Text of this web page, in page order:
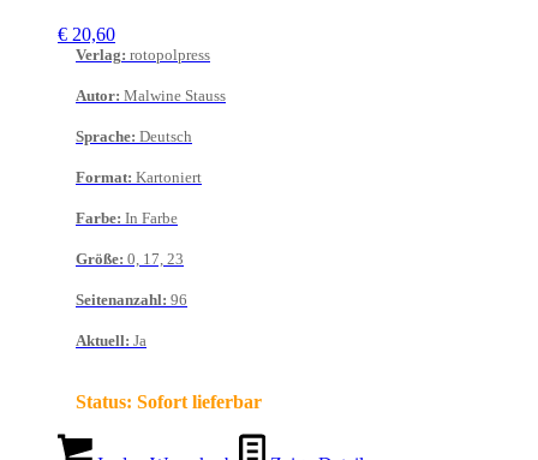
€ 20,60
Verlag: rotopolpress
Autor: Malwine Stauss
Sprache: Deutsch
Format: Kartoniert
Farbe: In Farbe
Größe: 0, 17, 23
Seitenanzahl: 96
Aktuell: Ja
Status: Sofort lieferbar